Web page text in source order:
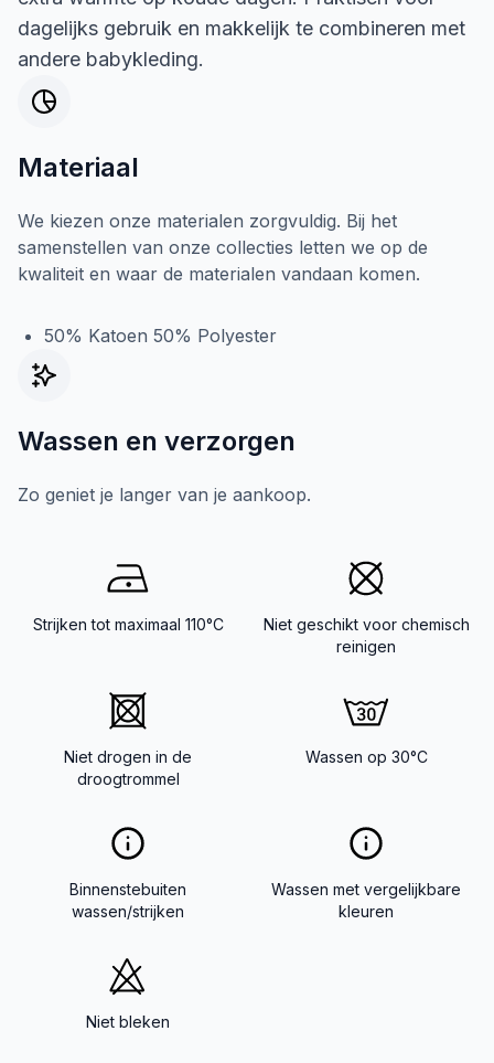
dagelijks gebruik en makkelijk te combineren met
andere babykleding.
Materiaal
We kiezen onze materialen zorgvuldig. Bij het
samenstellen van onze collecties letten we op de
kwaliteit en waar de materialen vandaan komen.
50% Katoen 50% Polyester
Wassen en verzorgen
Zo geniet je langer van je aankoop.
Strijken tot maximaal 110°C
Niet geschikt voor chemisch
reinigen
Niet drogen in de
droogtrommel
Wassen op 30°C
Binnenstebuiten
wassen/strijken
Wassen met vergelijkbare
kleuren
Niet bleken